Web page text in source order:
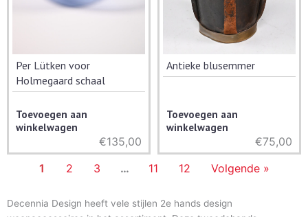
Per Lütken voor
Holmegaard schaal
Toevoegen aan
winkelwagen
€135,00
Antieke blusemmer
Toevoegen aan
winkelwagen
€75,00
1
2 3 … 11 12 Volgende »
Decennia Design heeft vele stijlen 2e hands design